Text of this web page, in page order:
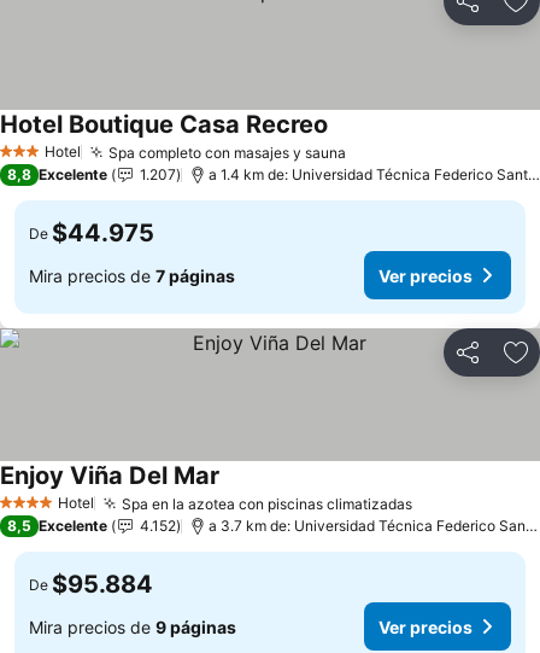
Compartir
3 Estrellas
Hotel Spa completo con masajes y sauna
Hotel Boutique Casa Recreo
8,8 Excelente 1.207 a 1.4 km de: Universidad Técnica Federico Santa María
De $44.975
Mira precios de 7 páginas Ver precios
Compartir
4 EstrellasHotel Spa en la azotea con piscinas climatizadas
Enjoy Viña Del Mar
8,5 Excelente 4.152 a 3.7 km de: Universidad Técnica Federico Santa María
De $95.884
Mira precios de 9 páginas Ver precios